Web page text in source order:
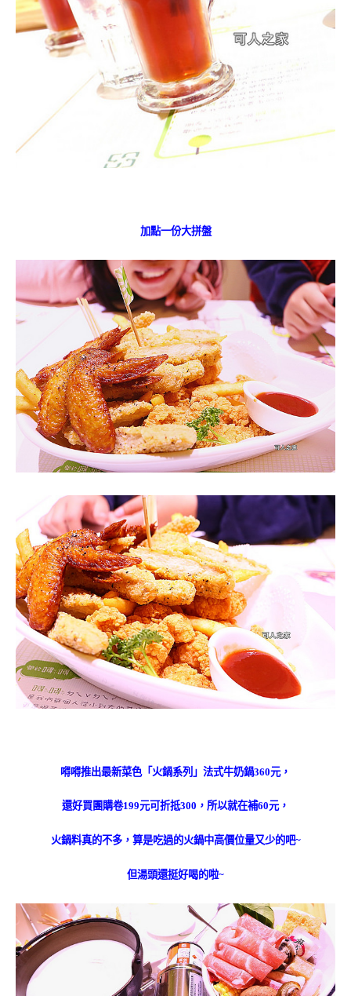
加點一份大拼盤
嘚嘚推出最新菜色「火鍋系列」法式牛奶鍋360元，
還好買團購卷199元可折抵300，所以就在補60元，
火鍋料真的不多，算是吃過的火鍋中高價位量又少的吧~
但湯頭還挺好喝的啦~